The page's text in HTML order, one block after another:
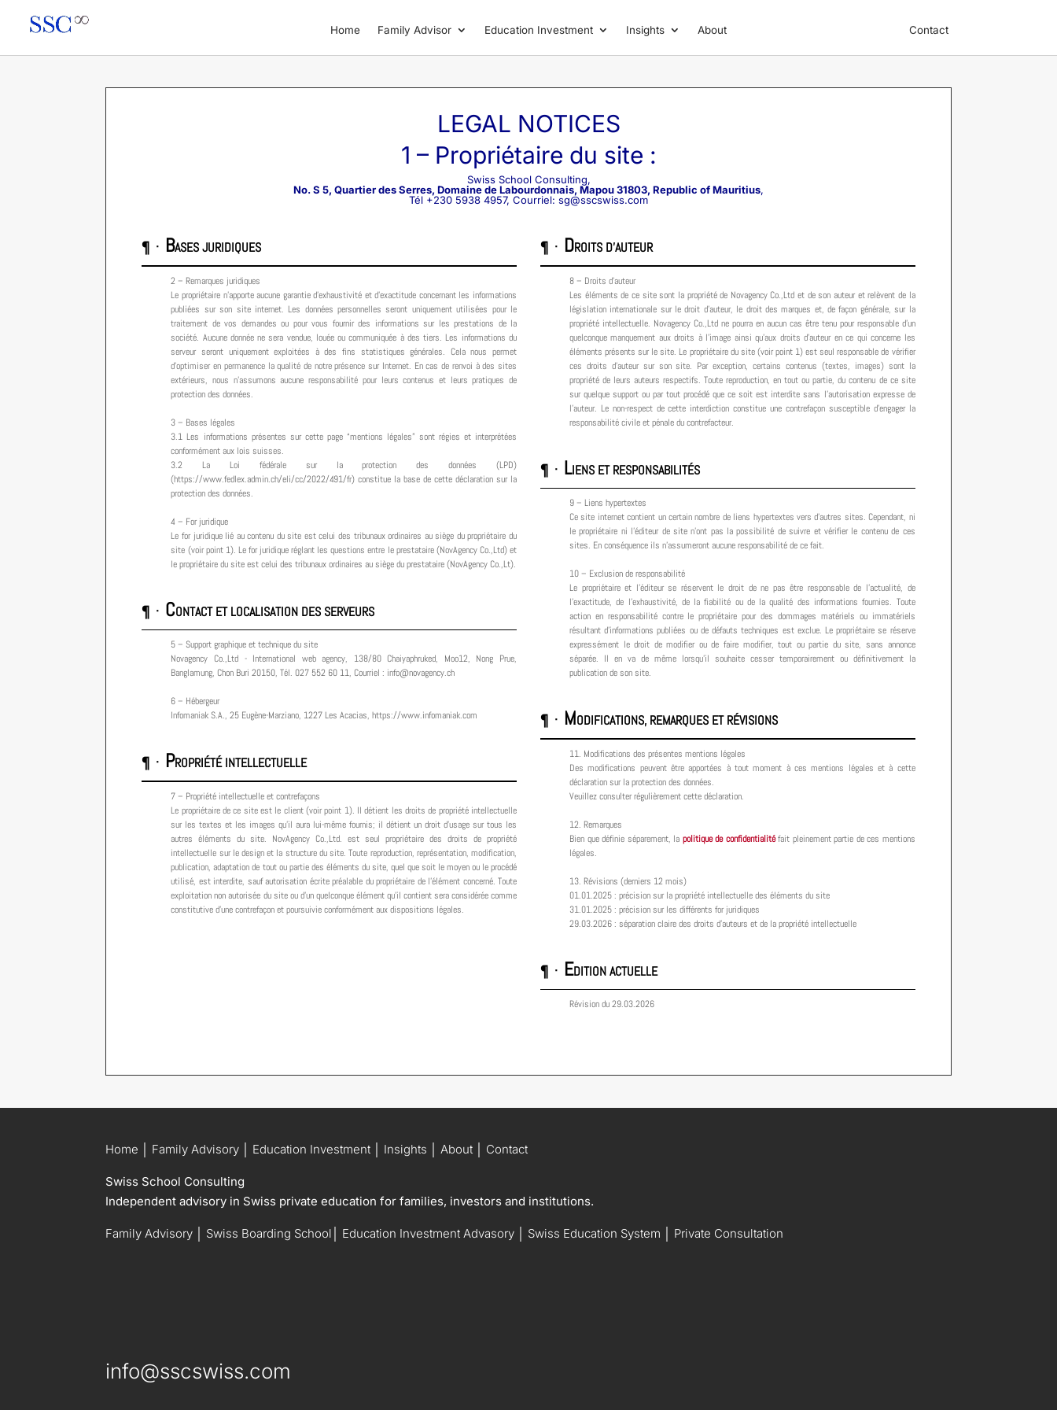
Home Family Advisor Education Investment Insights About Contact
LEGAL NOTICES
1 – Propriétaire du site :
Swiss School Consulting,
No. S 5, Quartier des Serres, Domaine de Labourdonnais, Mapou 31803, Republic of Mauritius,
Tél +230 5938 4957, Courriel: sg@sscswiss.com
¶ · BASES JURIDIQUES
2 – Remarques juridiques
Le propriétaire n’apporte aucune garantie d’exhaustivité et d’exactitude concernant les informations
publiées sur son site internet. Les données personnelles seront uniquement utilisées pour le
traitement de vos demandes ou pour vous fournir des informations sur les prestations de la
société. Aucune donnée ne sera vendue, louée ou communiquée à des tiers. Les informations du
serveur seront uniquement exploitées à des fins statistiques générales. Cela nous permet
d’optimiser en permanence la qualité de notre présence sur Internet. En cas de renvoi à des sites
extérieurs, nous n’assumons aucune responsabilité pour leurs contenus et leurs pratiques de
protection des données.
3 – Bases légales
3.1 Les informations présentes sur cette page “mentions légales” sont régies et interprétées
conformément aux lois suisses.
3.2 La Loi fédérale sur la protection des données (LPD)
(https://www.fedlex.admin.ch/eli/cc/2022/491/fr) constitue la base de cette déclaration sur la
protection des données.
4 – For juridique
Le for juridique lié au contenu du site est celui des tribunaux ordinaires au siège du propriétaire du
site (voir point 1). Le for juridique réglant les questions entre le prestataire (NovAgency Co.,Ltd) et
le propriétaire du site est celui des tribunaux ordinaires au siège du prestataire (NovAgency Co.,Lt).
¶ · CONTACT ET LOCALISATION DES SERVEURS
5 – Support graphique et technique du site
Novagency Co.,Ltd - International web agency, 138/80 Chaiyaphruked, Moo12, Nong Prue,
Banglamung, Chon Buri 20150, Tél. 027 552 60 11, Courriel : info@novagency.ch
6 – Hébergeur
Infomaniak S.A., 25 Eugène-Marziano, 1227 Les Acacias, https://www.infomaniak.com
¶ · PROPRIÉTÉ INTELLECTUELLE
7 – Propriété intellectuelle et contrefaçons
Le propriétaire de ce site est le client (voir point 1). Il détient les droits de propriété intellectuelle
sur les textes et les images qu'il aura lui-même fournis; il détient un droit d’usage sur tous les
autres éléments du site. NovAgency Co.,Ltd. est seul propriétaire des droits de propriété
intellectuelle sur le design et la structure du site. Toute reproduction, représentation, modification,
publication, adaptation de tout ou partie des éléments du site, quel que soit le moyen ou le procédé
utilisé, est interdite, sauf autorisation écrite préalable du propriétaire de l'élément concerné. Toute
exploitation non autorisée du site ou d’un quelconque élément qu’il contient sera considérée comme
constitutive d’une contrefaçon et poursuivie conformément aux dispositions légales.
¶ · DROITS D'AUTEUR
8 – Droits d’auteur
Les éléments de ce site sont la propriété de Novagency Co.,Ltd et de son auteur et relèvent de la
législation internationale sur le droit d’auteur, le droit des marques et, de façon générale, sur la
propriété intellectuelle. Novagency Co.,Ltd ne pourra en aucun cas être tenu pour responsable d’un
quelconque manquement aux droits à l’image ainsi qu’aux droits d’auteur en ce qui concerne les
éléments présents sur le site. Le propriétaire du site (voir point 1) est seul responsable de vérifier
ces droits d'auteur sur son site. Par exception, certains contenus (textes, images) sont la
propriété de leurs auteurs respectifs. Toute reproduction, en tout ou partie, du contenu de ce site
sur quelque support ou par tout procédé que ce soit est interdite sans l’autorisation expresse de
l’auteur. Le non-respect de cette interdiction constitue une contrefaçon susceptible d’engager la
responsabilité civile et pénale du contrefacteur.
¶ · LIENS ET RESPONSABILITÉS
9 – Liens hypertextes
Ce site internet contient un certain nombre de liens hypertextes vers d’autres sites. Cependant, ni
le propriétaire ni l’éditeur de site n’ont pas la possibilité de suivre et vérifier le contenu de ces
sites. En conséquence ils n’assumeront aucune responsabilité de ce fait.
10 – Exclusion de responsabilité
Le propriétaire et l’éditeur se réservent le droit de ne pas être responsable de l’actualité, de
l’exactitude, de l’exhaustivité, de la fiabilité ou de la qualité des informations fournies. Toute
action en responsabilité contre le propriétaire pour des dommages matériels ou immatériels
résultant d’informations publiées ou de défauts techniques est exclue. Le propriétaire se réserve
expressément le droit de modifier ou de faire modifier, tout ou partie du site, sans annonce
séparée. Il en va de même lorsqu’il souhaite cesser temporairement ou définitivement la
publication de son site.
¶ · MODIFICATIONS, REMARQUES ET RÉVISIONS
11. Modifications des présentes mentions légales
Des modifications peuvent être apportées à tout moment à ces mentions légales et à cette
déclaration sur la protection des données.
Veuillez consulter régulièrement cette déclaration.
12. Remarques
Bien que définie séparement, la politique de confidentialitéfait pleinement partie de ces mentions
légales.
13. Révisions (derniers 12 mois)
01.01.2025 : précision sur la propriété intellectuelle des éléments du site
31.01.2025 : précision sur les différents for juridiques
29.03.2026 : séparation claire des droits d'auteurs et de la propriété intellectuelle
¶ · EDITION ACTUELLE
Révision du 29.03.2026
Home Family Advisory Education Investment Insights │About Contact
Swiss School Consulting
Independent advisory in Swiss private education for families, investors and institutions.
Family Advisory Swiss Boarding School Education Investment Advasory Swiss Education System Private Consultation
info@sscswiss.com